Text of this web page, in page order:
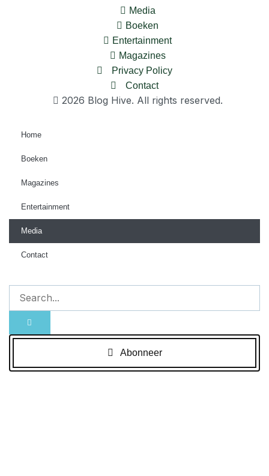
Media
Boeken
Entertainment
Magazines
Privacy Policy
Contact
2026 Blog Hive. All rights reserved.
Home
Boeken
Magazines
Entertainment
Media
Contact
Abonneer